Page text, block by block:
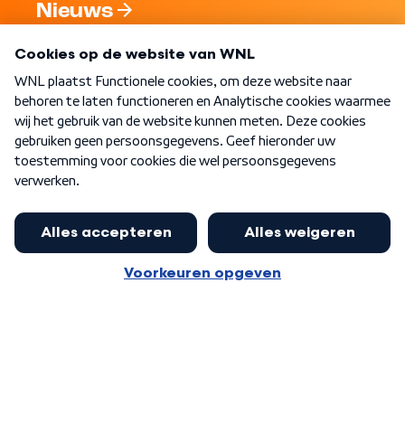
Nieuws
Nieuwsbrief
Word Lid